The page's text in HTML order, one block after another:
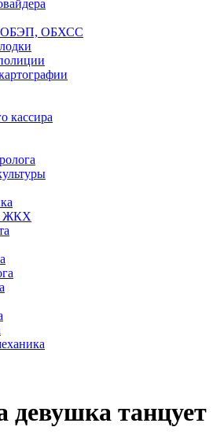
ОБЭП, ОБХСС
кассира
ЖКХ
танцует